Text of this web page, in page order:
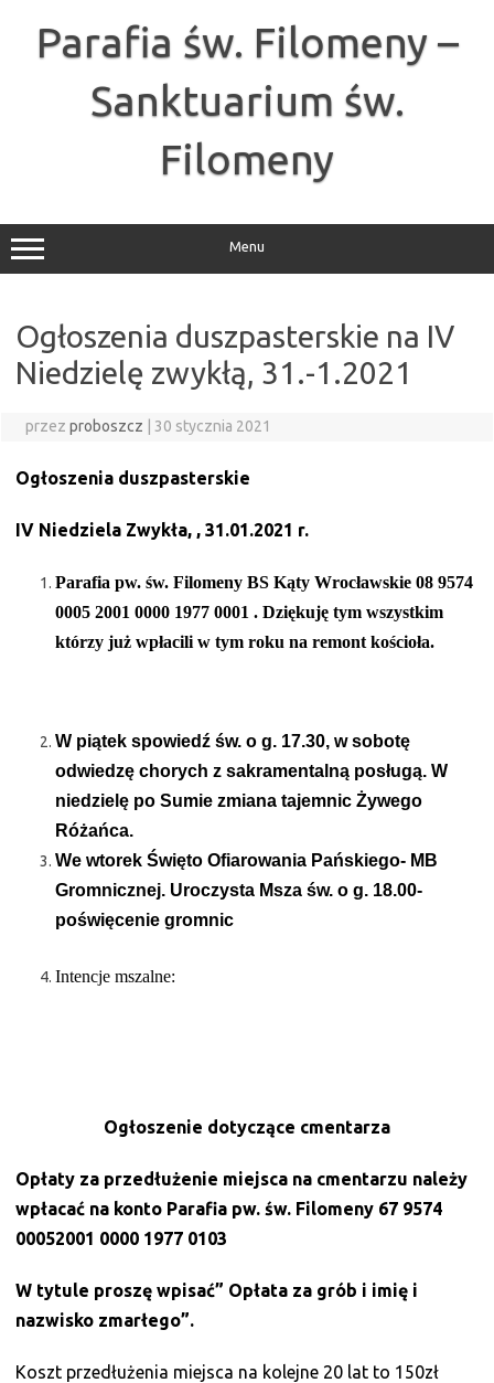
Parafia św. Filomeny –
Sanktuarium św.
Filomeny
Menu
Ogłoszenia duszpasterskie na IV
Niedzielę zwykłą, 31.-1.2021
przez proboszcz 30 stycznia 2021
Ogłoszenia duszpasterskie
IV Niedziela Zwykła, , 31.01.2021 r.
Parafia pw. św. Filomeny BS Kąty Wrocławskie 08 9574
0005 2001 0000 1977 0001 . Dziękuję tym wszystkim
którzy już wpłacili w tym roku na remont kościoła.
W piątek spowiedź św. o g. 17.30, w sobotę
odwiedzę chorych z sakramentalną posługą. W
niedzielę po Sumie zmiana tajemnic Żywego
Różańca.
We wtorek Święto Ofiarowania Pańskiego- MB
Gromnicznej. Uroczysta Msza św. o g. 18.00-
poświęcenie gromnic
Intencje mszalne:
Ogłoszenie dotyczące cmentarza
Opłaty za przedłużenie miejsca na cmentarzu należy
wpłacać na konto Parafia pw. św. Filomeny 67 9574
00052001 0000 1977 0103
W tytule proszę wpisać” Opłata za grób i imię i
nazwisko zmarłego”.
Koszt przedłużenia miejsca na kolejne 20 lat to 150zł